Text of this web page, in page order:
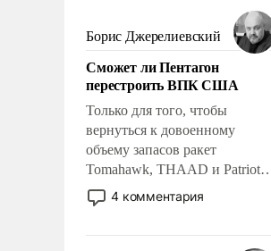
мужественным и твердым под
ударами судьбы, брать на себя
ответственность, помогать
слабым, идти вперед и
адаптироваться.
Борис Джерелиевский
Сможет ли Пентагон
перестроить ВПК США
Только для того, чтобы
вернуться к довоенному
объему запасов ракет
Tomahawk, THAAD и Patriot
США потребуется более трех
лет. Даже небольшая война с
4 комментария